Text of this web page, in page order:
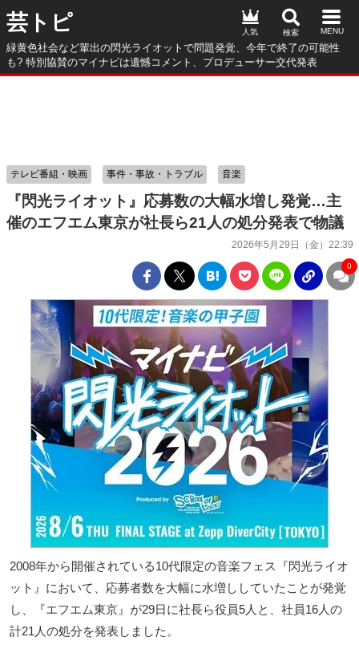
芸トピ
緑黄色社会など輩出の閃光ライオットで問題発覚、今年で終了の可能性
も? 特別協賛のマイナビは遺憾コメント、プロデューサー交代発表
人気
『閃光ライオット』応募数の大幅水増し発覚…主
催のエフエム東京が社長ら21人の処分発表で物議
2026年5月29日（金）22:39
テレビ番組・映画 事件・事故・トラブル 音楽
0
2008年から開催されている10代限定の音楽フェス『閃光ライオ
ット』において、応募者数を大幅に水増ししていたことが発覚
し、『エフエム東京』が29日に社長ら役員5人と、社員16人の
計21人の処分を発表しました。